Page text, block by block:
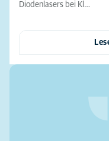
Diodenlasers bei Kl…